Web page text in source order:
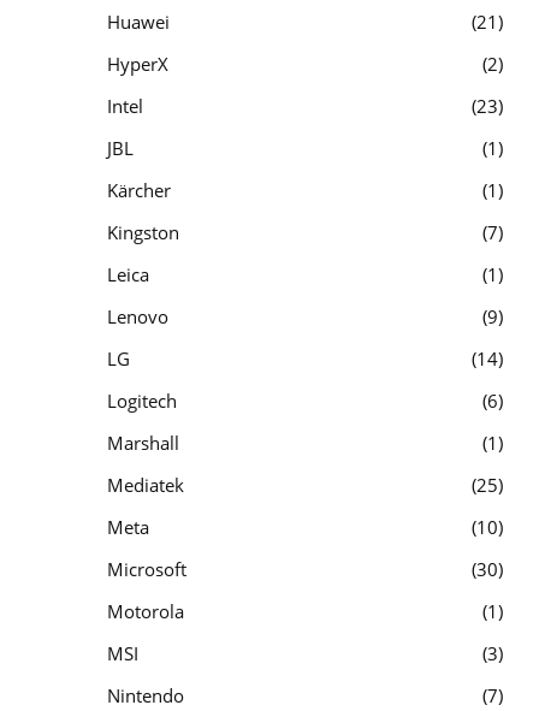
Huawei
21
HyperX
2
Intel
23
JBL
1
Kärcher
1
Kingston
7
Leica
1
Lenovo
9
LG
14
Logitech
6
Marshall
1
Mediatek
25
Meta
10
Microsoft
30
Motorola
1
MSI
3
Nintendo
7